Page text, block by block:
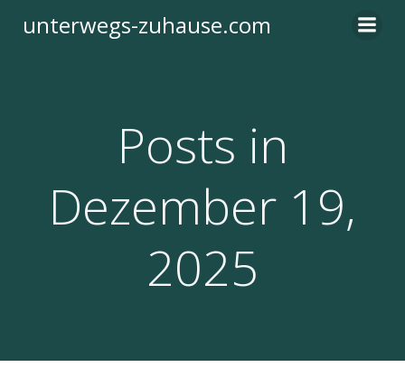
Inhalt
unterwegs-zuhause.com
Posts in
Dezember 19,
2025